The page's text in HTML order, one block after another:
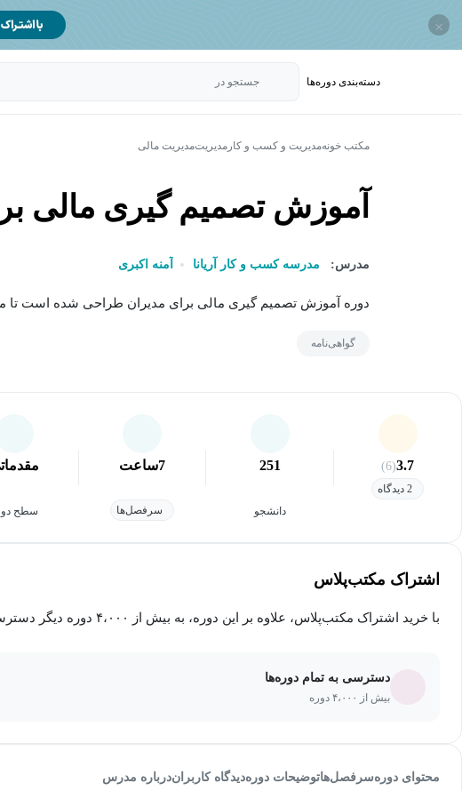
×
دسته‌بندی‌ دوره‌ها جستجو در
مکتب خونهمدیریت و کسب و کار مدیریتمدیریت مالی
آموزش تصمیم گیری مالی
مدرس: مدرسه کسب و کار آریانا آمنه اکبری
دوره آموزش تصمیم گیری مالی برای مدیران طراحی شده است تا
گواهی‌نامه
3.7
(6)
2 دیدگاه
251
دانشجو
7ساعت
سرفصل‌ها سطح
اشتراک مکتب‌پلاس
با خرید اشتراک مکتب‌پلاس، علاوه بر این دوره، به بیش از ۴،۰۰۰ دوره دیگر دسترسی خواهید داشت.
دسترسی به تمام دوره‌ها
بیش از ۴،۰۰۰ دوره
محتوای دورهسرفصل‌هاتوضیحات دورهدیدگاه کاربراندرباره مدرس